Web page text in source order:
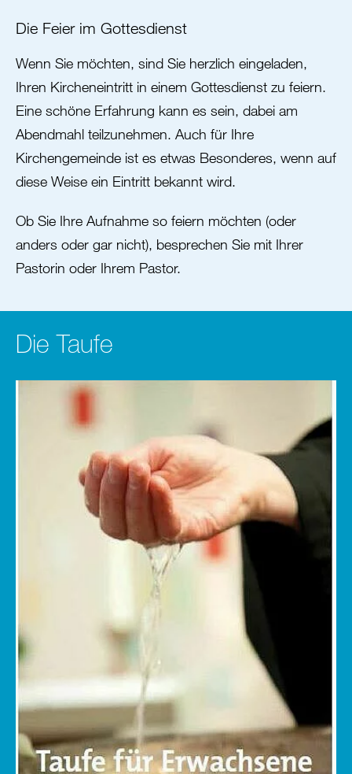
Die Feier im Gottesdienst
Wenn Sie möchten, sind Sie herzlich eingeladen,
Ihren Kircheneintritt in einem Gottesdienst zu feiern.
Eine schöne Erfahrung kann es sein, dabei am
Abendmahl teilzunehmen. Auch für Ihre
Kirchengemeinde ist es etwas Besonderes, wenn auf
diese Weise ein Eintritt bekannt wird.
Ob Sie Ihre Aufnahme so feiern möchten (oder
anders oder gar nicht), besprechen Sie mit Ihrer
Pastorin oder Ihrem Pastor.
Die Taufe